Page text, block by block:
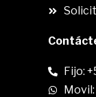
Fijo: